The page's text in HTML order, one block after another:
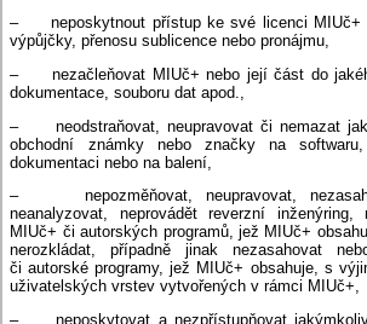
– neposkytnout přístup ke své licenci MIUč+
výpůjčky, přenosu sublicence nebo pronájmu,
– nezačleňovat MIUč+ nebo její část do
dokumentace, souboru dat apod.,
– neodstraňovat, neupravovat či nemazat
obchodní známky nebo značky na
dokumentaci nebo na balení,
– nepozměňovat, neupravovat,
neanalyzovat, neprovádět reverzní
MIUč+ či autorských programů, jež MIUč+
nerozkládat, případně jinak nezasahovat
či autorské programy, jež MIUč+ obsahuje, s
uživatelských vrstev vytvořených v rámci MIUč+,
– neposkytovat a nezpřístupňovat jakýmkoliv